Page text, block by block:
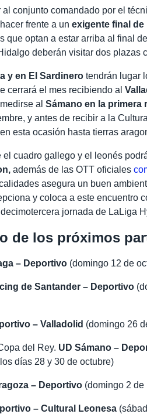
al conjunto comandado por el
frente a unexigente final de
que optan a estar arriba al final
deberán visitar dos plazas
y en El Sardinero tendrán lugar
cerrará el mes recibiendo al
alSámano en la primera
y antes de recibir a la
esta ocasión hasta tierras
el cuadro gallego y el leonés
además de las OTT oficiales
asegura un buen
y coloca a este encuentro
jornada de LaLiga
de los próximos
– Deportivo (domingo 12 de
de Santander – Deportivo
– Valladolid (domingo 26
del Rey. UD Sámano –
días 28 y 30 de octubre)
– Deportivo (domingo 2
– Cultural Leonesa